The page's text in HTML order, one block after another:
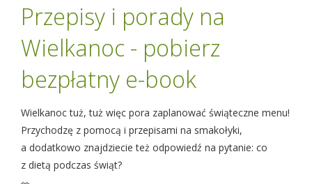
Przepisy i porady na
Wielkanoc - pobierz
bezpłatny e-book
Wielkanoc tuż, tuż więc pora zaplanować świąteczne menu!
Przychodzę z pomocą i przepisami na smakołyki,
a dodatkowo znajdziecie też odpowiedź na pytanie: co
z dietą podczas świąt?